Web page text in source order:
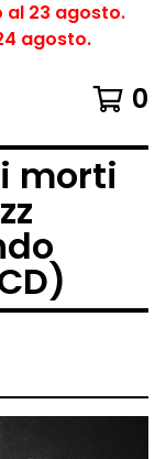
al 23 agosto.
agosto.
0
morti